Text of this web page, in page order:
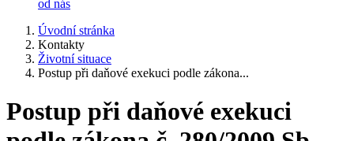
od nás
Úvodní stránka
Kontakty
Životní situace
Postup při daňové exekuci podle zákona...
Postup při daňové exekuci